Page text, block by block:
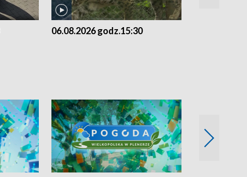
06.08.2026 godz.15:30